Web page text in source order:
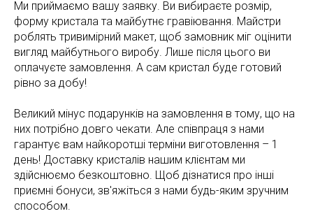
Ми приймаємо вашу заявку. Ви вибираєте розмір,
форму кристала та майбутнє гравіювання. Майстри
роблять тривимірний макет, щоб замовник міг оцінити
вигляд майбутнього виробу. Лише після цього ви
оплачуєте замовлення. А сам кристал буде готовий
рівно за добу!
Великий мінус подарунків на замовлення в тому, що на
них потрібно довго чекати. Але співпраця з нами
гарантує вам найкоротші терміни виготовлення – 1
день! Доставку кристалів нашим клієнтам ми
здійснюємо безкоштовно. Щоб дізнатися про інші
приємні бонуси, зв'яжіться з нами будь-яким зручним
способом.